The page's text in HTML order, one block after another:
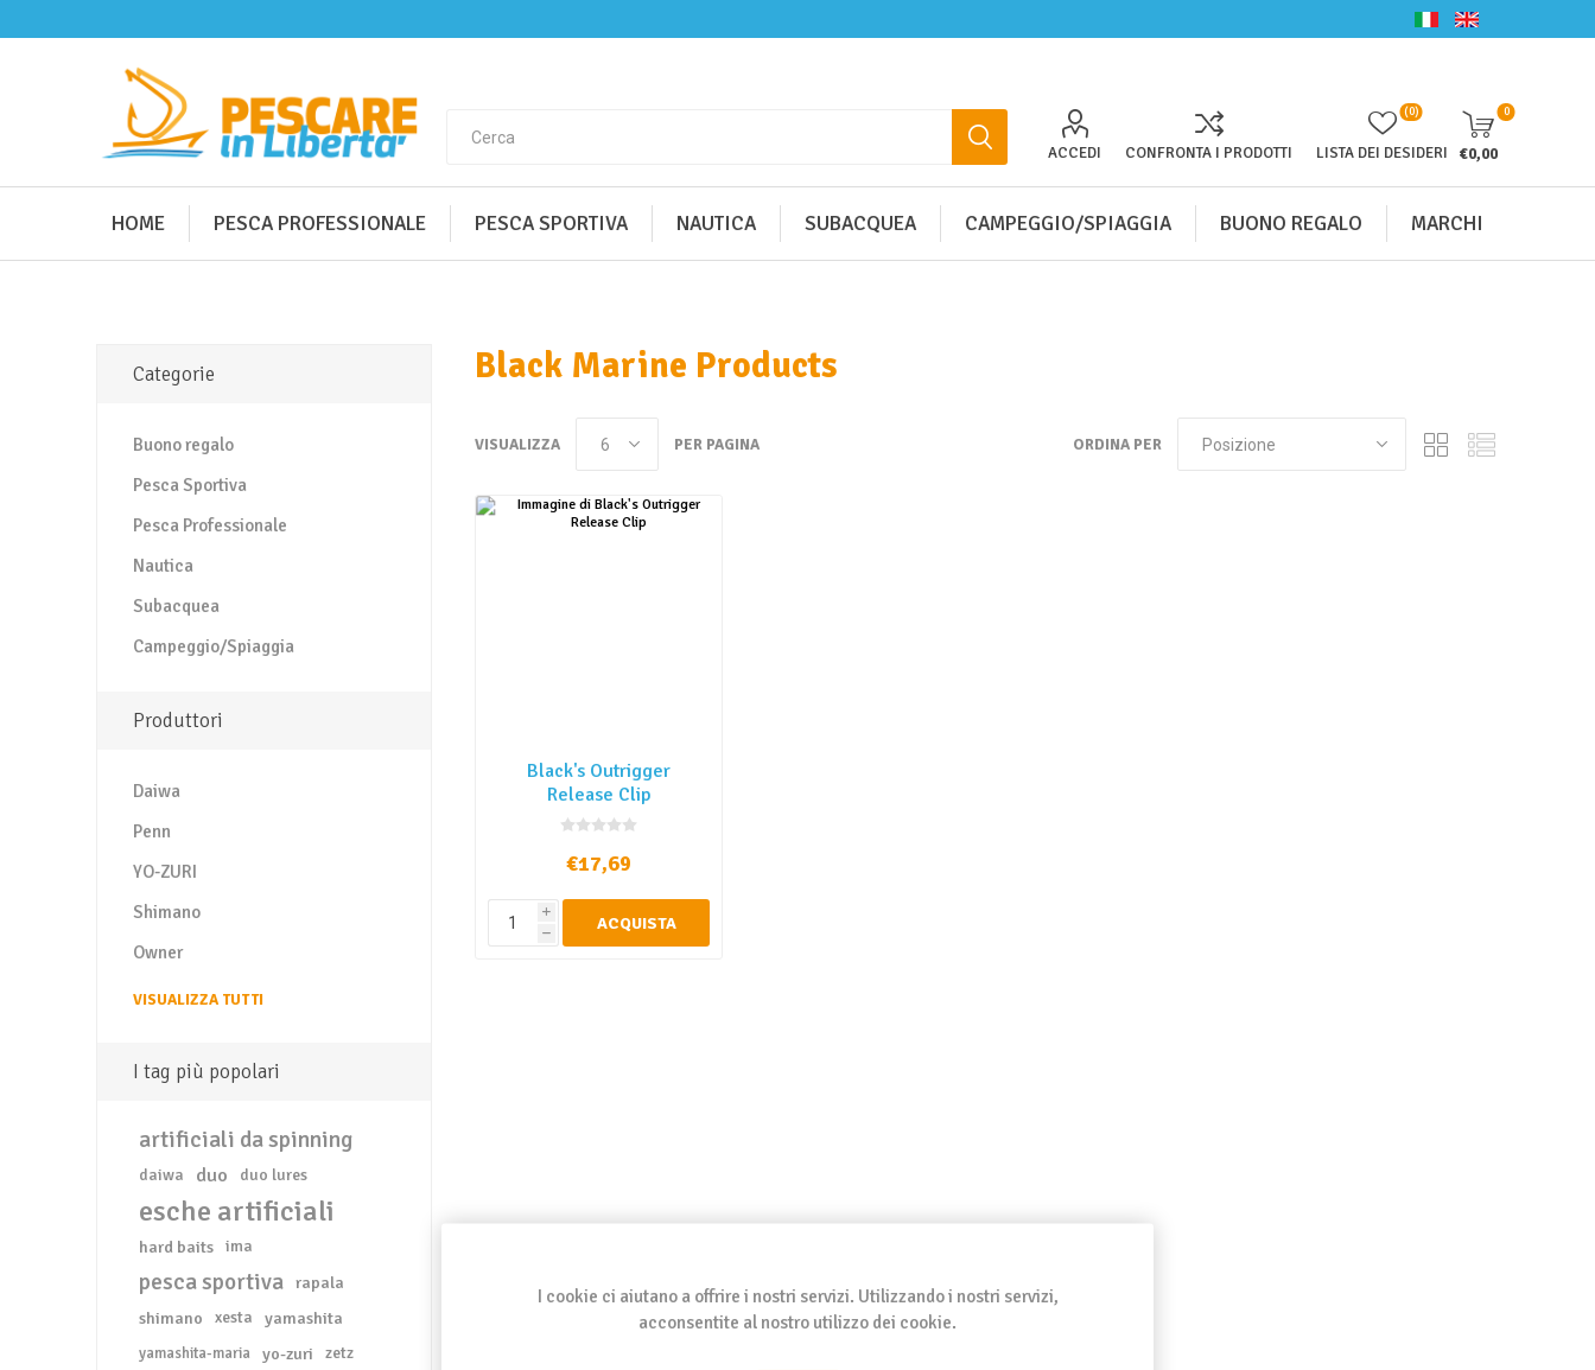
ACCEDI CONFRONTA I PRODOTTI LISTA DEI DESIDERI
(0) 0
€0,00
HOME PESCA PROFESSIONALE PESCA SPORTIVA NAUTICA SUBACQUEA CAMPEGGIO/SPIAGGIA BUONO REGALO MARCHI
Black Marine Products
ORDINA PER
VISUALIZZA PER PAGINA
Black's Outrigger
Release Clip
€17,69
i
h ACQUISTA
Categorie
Buono regalo
Pesca Sportiva
Pesca Professionale
Nautica
Subacquea
Campeggio/Spiaggia
Produttori
Daiwa
Penn
YO-ZURI
Shimano
Owner
VISUALIZZA TUTTI
I tag più popolari
artificiali da spinning
daiwa duo duo lures
esche artificiali
hard baits ima
pesca sportiva rapala
shimano
xesta yamashita
yamashita-maria yo-zuri zetz
I cookie ci aiutano a offrire i nostri servizi. Utilizzando i nostri servizi,
acconsentite al nostro utilizzo dei cookie.